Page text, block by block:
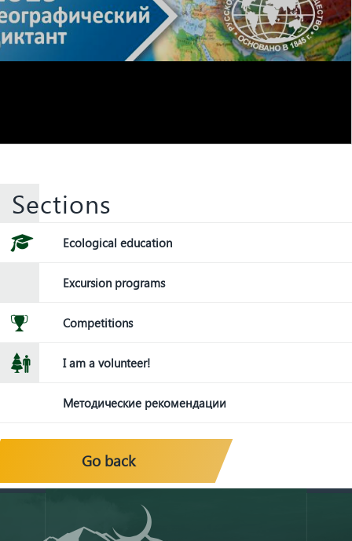
Sections
Ecological education
Excursion programs
Competitions
I am a volunteer!
Методические рекомендации
Go back